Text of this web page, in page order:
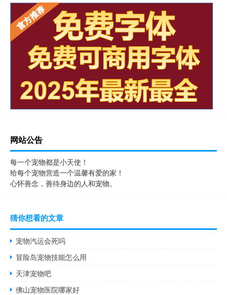
网站公告
每一个宠物都是小天使！
给每个宠物营造一个温馨有爱的家！
心怀善念，善待身边的人和宠物。
猜你想看的文章
宠物汽运会死吗
冒险岛宠物技能怎么用
天津宠物吧
佛山宠物医院哪家好